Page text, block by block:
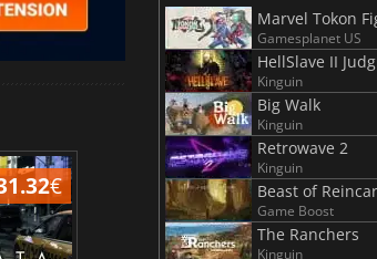
€ 6.75€
Marvel Tokon
Gamesplanet US
HellSlave II
Kinguin
Big Walk
Kinguin
Retrowave 2
Kinguin
Beast of
Game Boost
The Ranchers
Kinguin